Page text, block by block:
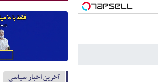
آخرین اخبار سیاسی